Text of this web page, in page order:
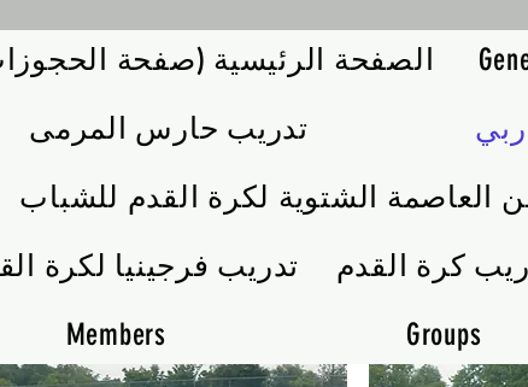
الصفحة الرئيسية (صفحة
تدريب حارس المرمى
العاصمة الشتوية لكرة القدم للشباب
تدريب فرجينيا لكرة
Members
Groups